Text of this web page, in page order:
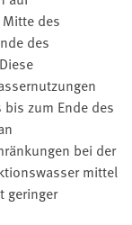
des
des
zum Ende des
bei der
mittel
geringer